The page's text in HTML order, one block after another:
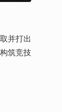
并打出
筑竞技